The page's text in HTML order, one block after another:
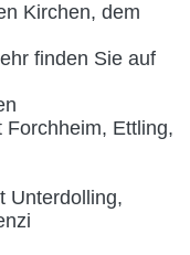
Kirchen, dem
finden Sie auf
Ettling,
Unterdolling,